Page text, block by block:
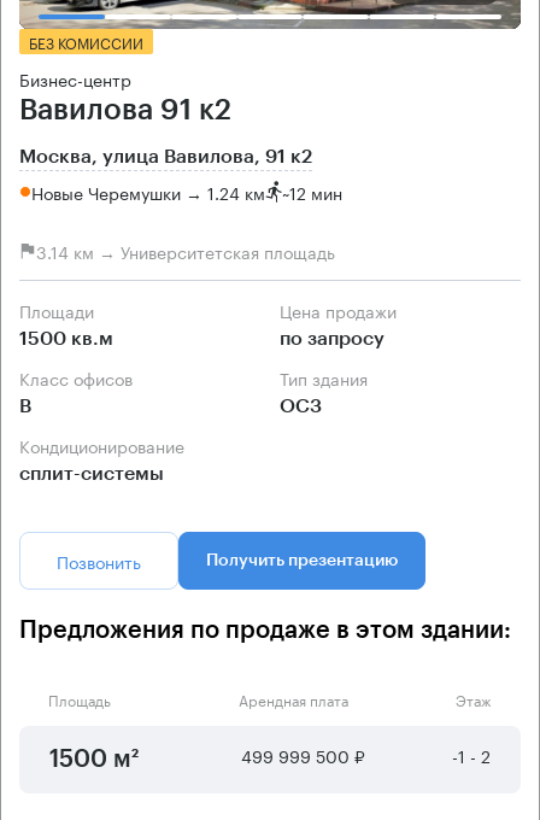
БЕЗ КОМИССИИ
Бизнес-центр
Вавилова 91 к2
Москва, улица Вавилова, 91 к2
Новые Черемушки → 1.24 км ~12 мин
3.14 км → Университетская площадь
Площади
1500 кв.м
Цена продажи
по запросу
Класс офисов
B
Тип здания
ОСЗ
Кондиционирование
сплит-системы
Позвонить Получить презентацию
Предложения по продаже в этом здании:
Площадь Арендная плата Этаж
1500 м² 499 999 500 ₽ -1 - 2